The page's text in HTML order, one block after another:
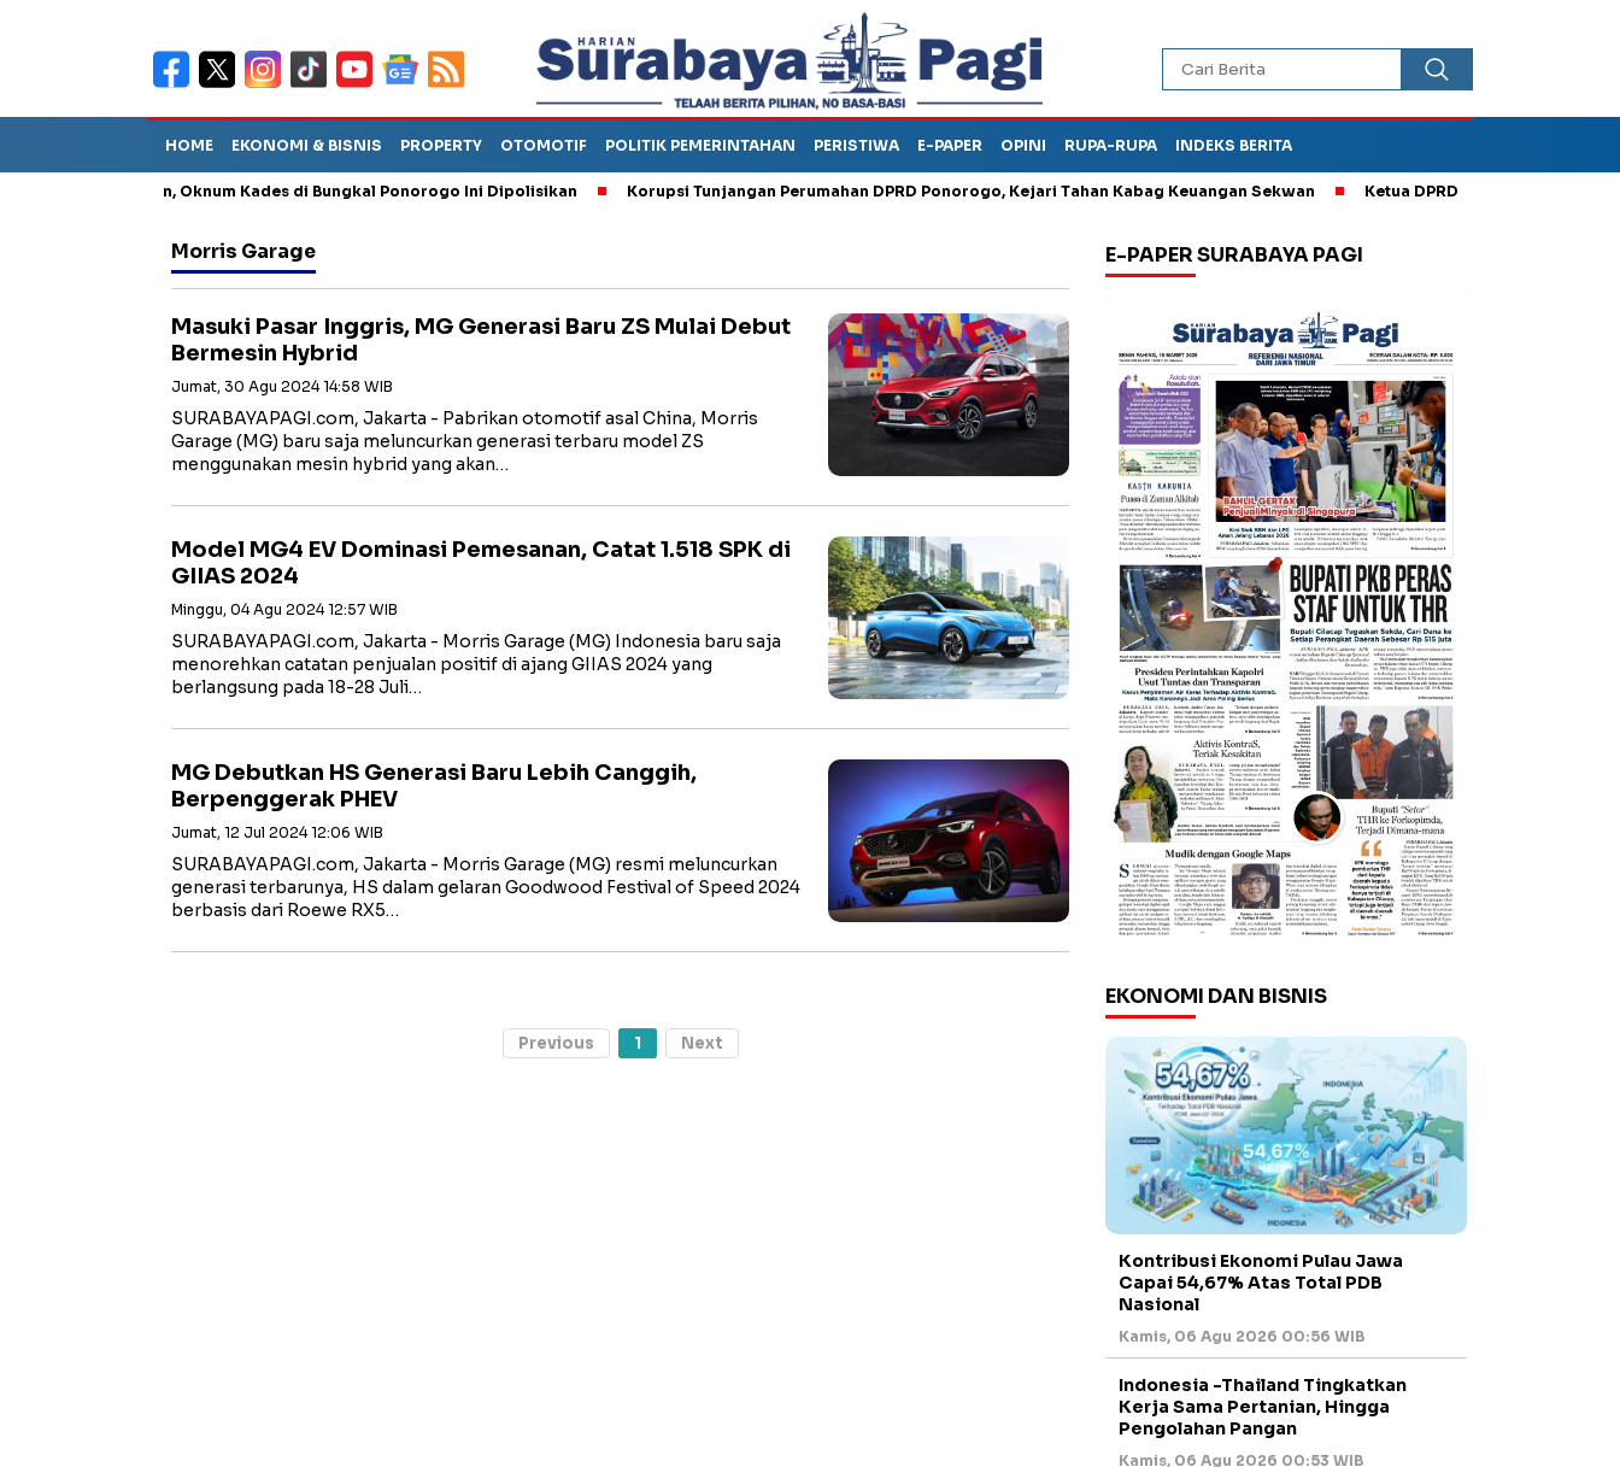
HOME EKONOMI & BISNIS PROPERTY OTOMOTIF POLITIK PEMERINTAHAN PERISTIWA E-PAPER OPINI RUPA-RUPA INDEKS BERITA
Penganiayaan, Oknum Kades di Bungkal Ponorogo Ini Dipolisikan Korupsi Tunjangan Perumahan DPRD Ponorogo, Kejari Tahan Kabag Keuangan Sekwan Ketua DPRD Kota Madiun Sebut
Morris Garage
Masuki Pasar Inggris, MG Generasi Baru ZS Mulai Debut
Bermesin Hybrid
Jumat, 30 Agu 2024 14:58 WIB
SURABAYAPAGI.com, Jakarta - Pabrikan otomotif asal China, Morris
Garage (MG) baru saja meluncurkan generasi terbaru model ZS
menggunakan mesin hybrid yang akan…
Model MG4 EV Dominasi Pemesanan, Catat 1.518 SPK di
GIIAS 2024
Minggu, 04 Agu 2024 12:57 WIB
SURABAYAPAGI.com, Jakarta - Morris Garage (MG) Indonesia baru saja
menorehkan catatan penjualan positif di ajang GIIAS 2024 yang
berlangsung pada 18-28 Juli…
MG Debutkan HS Generasi Baru Lebih Canggih,
Berpenggerak PHEV
Jumat, 12 Jul 2024 12:06 WIB
SURABAYAPAGI.com, Jakarta - Morris Garage (MG) resmi meluncurkan
generasi terbarunya, HS dalam gelaran Goodwood Festival of Speed 2024
berbasis dari Roewe RX5…
Previous 1 Next
E-PAPER SURABAYA PAGI
EKONOMI DAN BISNIS
Kontribusi Ekonomi Pulau Jawa
Capai 54,67% Atas Total PDB
Nasional
Kamis, 06 Agu 2026 00:56 WIB
Indonesia -Thailand Tingkatkan
Kerja Sama Pertanian, Hingga
Pengolahan Pangan
Kamis, 06 Agu 2026 00:53 WIB